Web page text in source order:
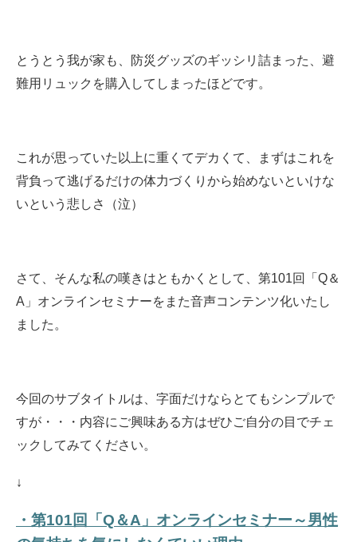
とうとう我が家も、防災グッズのギッシリ詰まった、避
難用リュックを購入してしまったほどです。
これが思っていた以上に重くてデカくて、まずはこれを
背負って逃げるだけの体力づくりから始めないといけな
いという悲しさ（泣）
さて、そんな私の嘆きはともかくとして、第101回「Q＆
A」オンラインセミナーをまた音声コンテンツ化いたし
ました。
今回のサブタイトルは、字面だけならとてもシンプルで
すが・・・内容にご興味ある方はぜひご自分の目でチェ
ックしてみてください。
↓
・第101回「Q＆A」オンラインセミナー～男性